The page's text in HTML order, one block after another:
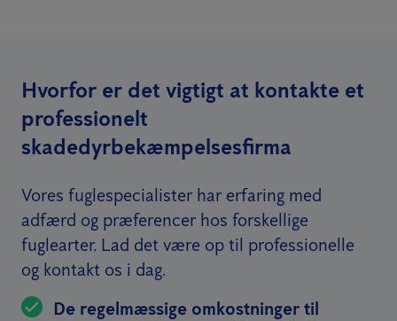
Hvorfor er det vigtigt at kontakte et
professionelt
skadedyrbekæmpelsesfirma
Vores fuglespecialister har erfaring med
adfærd og præferencer hos forskellige
fuglearter. Lad det være op til professionelle
og kontakt os i dag.
De regelmæssige omkostninger til